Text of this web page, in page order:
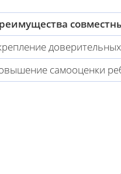
самооценки